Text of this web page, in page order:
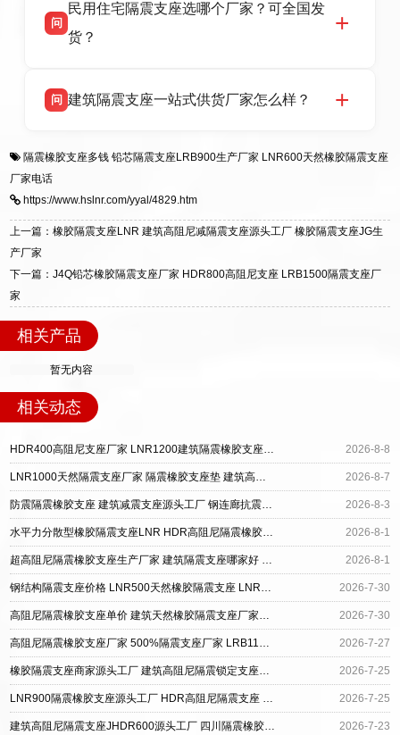
货，厂家电话：13323182312，地址迎宾大街 9
号北方工业基地。
高新区北方工业基地迎宾大街 9 号，是专业隔震
支座源头工厂，生产 LRB 铅芯、LNR 天然、
问
民用住宅隔震支座选哪个厂家？可全国发
货？
适用于民用住宅隔震工程，实体工厂现货充足，
震支座，电话：13323182312，地址：衡水高新
问 建筑隔震支座一站式供货厂家怎么样？
一站式供货厂家，拥有多年行业生产经验，国标
质、检测报告完备，提供选型、深化、供货、安
装指导全套服务，厂址衡水高新区北方工业基地
隔震橡胶支座多钱 铅芯隔震支座LRB900生产厂家 LNR600天然橡胶隔震支座
厂家电话
https://www.hslnr.com/yyal/4829.htm
上一篇：橡胶隔震支座LNR 建筑高阻尼减隔震支座源头工厂 橡胶隔震支座JG生
产厂家
下一篇：J4Q铅芯橡胶隔震支座厂家 HDR800高阻尼支座 LRB1500隔震支座厂
家
相关产品
暂无内容
相关动态
HDR400高阻尼支座厂家 LNR1200建筑隔震橡胶支座生产加工 建筑LRB400的抗震支座 2026-8-8
LNR1000天然隔震支座厂家 隔震橡胶支座垫 建筑高阻尼支座生产厂家 2026-8-7
防震隔震橡胶支座 建筑减震支座源头工厂 钢连廊抗震支座源头工厂 2026-8-3
水平力分散型橡胶隔震支座LNR HDR高阻尼隔震橡胶支座多少钱 LRB1100铅芯隔震支座多少钱 2026-8-1
超高阻尼隔震橡胶支座生产厂家 建筑隔震支座哪家好 建筑无铅芯橡胶隔震支座厂家 2026-8-1
钢结构隔震支座价格 LNR500天然橡胶隔震支座 LNR700隔震橡胶支座 2026-7-30
高阻尼隔震橡胶支座单价 建筑天然橡胶隔震支座厂家直销厂家 楼房建筑建筑隔震支座厂家 2026-7-30
高阻尼隔震橡胶支座厂家 500%隔震支座厂家 LRB1100铅芯隔震支座生产厂家 2026-7-27
橡胶隔震支座商家源头工厂 建筑高阻尼隔震锁定支座生产厂家 隔震橡胶支座LNR800 2026-7-25
LNR900隔震橡胶支座源头工厂 HDR高阻尼隔震支座 建筑隔震高阻尼支座 2026-7-25
建筑高阻尼隔震支座JHDR600源头工厂 四川隔震橡胶支座 高阻尼铅芯隔震支座生产厂家 2026-7-23